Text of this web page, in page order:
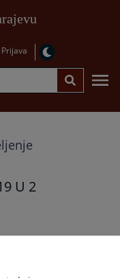
Prijava
U 2